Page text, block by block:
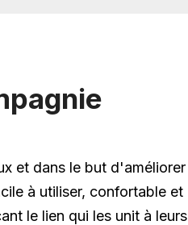
et dans le but d'améliorer
à utiliser, confortable et
le lien qui les unit à leurs